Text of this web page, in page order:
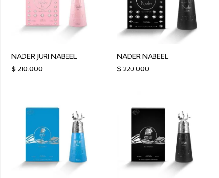
NADER JURI NABEEL
$210.000
NADER NABEEL
$ 220.000